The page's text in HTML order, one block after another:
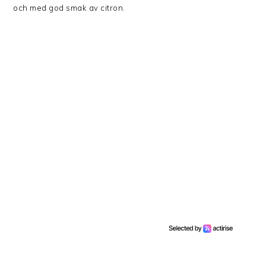
och med god smak av citron.